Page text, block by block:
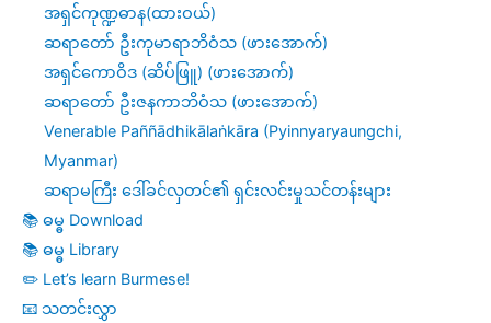
အရှင်ကုဏ္ဍဓာန(ထားဝယ်)
ဆရာတော် ဦးကုမာရာဘိဝံသ (ဖားအောက်)
အရှင်ကောဝိဒ (ဆိပ်ဖြူ) (ဖားအောက်)
ဆရာတော် ဦးဇနကာဘိဝံသ (ဖားအောက်)
Venerable Paññādhikālaṅkāra (Pyinnyaryaungchi,
Myanmar)
ဆရာမကြီး ဒေါ်ခင်လှတင်၏ ရှင်းလင်းမှုသင်တန်းများ
📚 ဓမ္ဓ Download
📚 ဓမ္ဓ Library
✏️ Let’s learn Burmese!
📧 သတင်းလွှာ